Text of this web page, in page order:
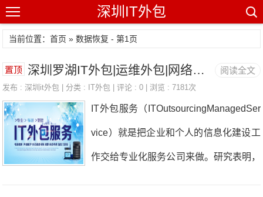
深圳IT外包
当前位置：首页 » 数据恢复 - 第1页
阅读全文
置顶 深圳罗湖IT外包|运维外包|网络维护公司
发布 : 深圳it外包 | 分类 : IT外包 | 评论 : 0 | 浏览 : 7181次
IT外包服务（ITOutsourcingManagedSer
vice）就是把企业和个人的信息化建设工
作交给专业化服务公司来做。研究表明，